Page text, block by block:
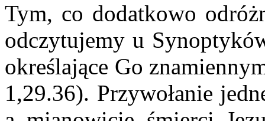
Tym, co dodatkowo
odczytujemy u
określające Go
1,29.36). Przywołanie